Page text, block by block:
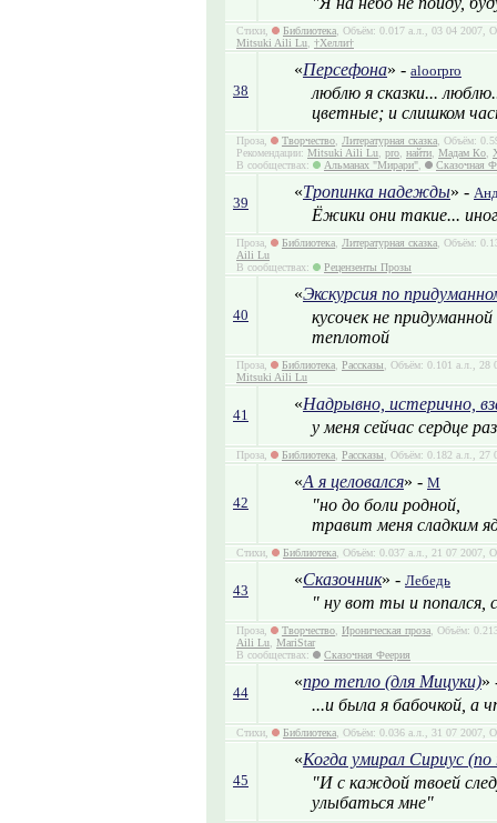
Стихи, Библиотека , Объём: 0.017 а.л., 03 04 2007,
Mitsuki Aili Lu †Хелли†
38
«Персефона» - aloorpro
люблю я сказки...
цветные; и слишком
Проза, Творчество Литературная сказка , Объём:
Рекомендации: Mitsuki Aili Lu pro найти Мадам Ко
В сообществах:
Альманах "Мирари" Сказочная
39
«Тропинка надежды» -
Ёжики они такие...
Проза, Библиотека Литературная сказка , Объём:
Aili Lu
В сообществах:
Рецензенты Прозы
40
«Экскурсия по
кусочек не
теплотой
Проза, Библиотека Рассказы , Объём: 0.101 а.л., 28
Mitsuki Aili Lu
41
«Надрывно, истерично,
у меня сейчас сердце
Проза, Библиотека Рассказы , Объём: 0.182 а.л., 27
42
«А я целовался» - M
"но до боли родной,
травит меня сладким
Стихи, Библиотека , Объём: 0.037 а.л., 21 07 2007,
43
«Сказочник» - Лебедь
" ну вот ты и попался,
Проза, Творчество Ироническая проза , Объём:
Aili Lu MariStar
В сообществах:
Сказочная Феерия
44
«про тепло (для Мицуки)»
...и была я бабочкой, а
Стихи, Библиотека , Объём: 0.036 а.л., 31 07 2007,
45
«Когда умирал Сириус
"И с каждой твоей
улыбаться мне"